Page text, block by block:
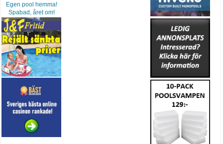
Egen pool hemma!
Spabad, året om!